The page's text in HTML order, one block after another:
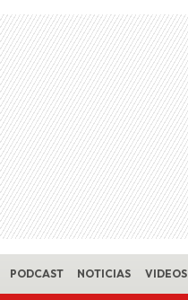
PODCAST NOTICIAS VIDEOS